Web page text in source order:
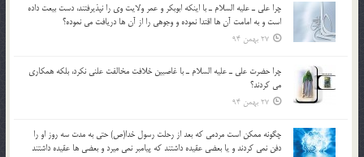
چرا علي ـ عليه السلام ـ با اينكه ابوبكر و عمر ولايت وي را نپذيرفتند، دست بيعت داده
است و به امامت آن ها اقتدا نموده و وجوهي را از آن ها دريافت مي نموده؟
27 بهمن 94
چرا حضرت علي ـ عليه السلام ـ با غاصبين خلافت مخالفت علني نکرد، بلكه همكاري
مي کردند؟
27 بهمن 94
چگونه ممكن است مردمي كه بعد از رحلت رسول خدا(ص) حتی به مدت سه روز او را
دفن نمي كردند و یا بعضي عقيده داشتند كه پيامبر نمي ميرد و بعضي ها عقيده داشتند